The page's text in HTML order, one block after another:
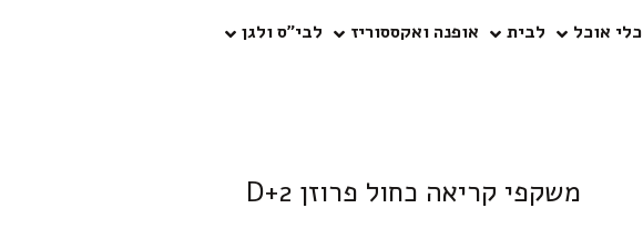
כלי אוכל לבית אופנה ואקססוריז
לבי”ס ולגן
משקפי קריאה כחול פרוזן 2+D